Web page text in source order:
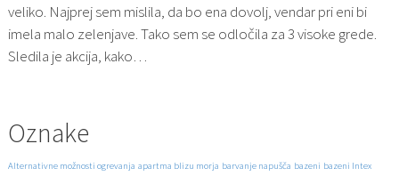
veliko. Najprej sem mislila, da bo ena dovolj, vendar pri eni bi
imela malo zelenjave. Tako sem se odločila za 3 visoke grede.
Sledila je akcija, kako…
Oznake
Alternativne možnosti ogrevanja apartma blizu morja barvanje napušča bazeni bazeni Intex